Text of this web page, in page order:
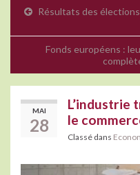
Résultats des
Fonds européens :
MAI
28
L’industrie
le
Classé dans